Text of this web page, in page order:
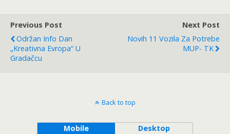
Previous Post
Održan Info Dan
„Kreativna Evropa“ U
Gradačcu
Next Post
Novih 11 Vozila Za Potrebe
MUP- TK
Back to top
Mobile Desktop